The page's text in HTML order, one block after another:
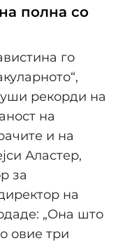
полна со
го
рекорди на
на
и на
Аластер,
за
на
„Она што
овие три